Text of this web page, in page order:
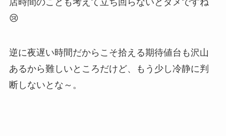
店時間のことも考えて立ち回らないとダメですね
😢
逆に夜遅い時間だからこそ拾える期待値台も沢山
あるから難しいところだけど、もう少し冷静に判
断しないとな～。